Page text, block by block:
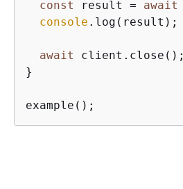
const result = await
console .log(result);
await
client.close();
}
example();